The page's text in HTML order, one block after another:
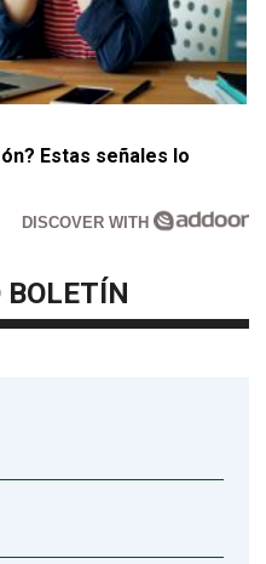
Estas señales lo
DISCOVER WITH
BOLETÍN